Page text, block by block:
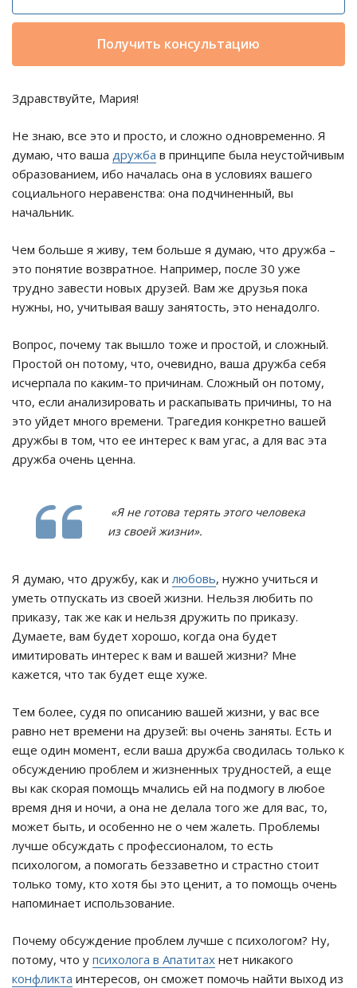
Получить консультацию
Здравствуйте, Мария!
Не знаю, все это и просто, и сложно одновременно. Я
думаю, что ваша дружба в принципе была неустойчивым
образованием, ибо началась она в условиях вашего
социального неравенства: она подчиненный, вы
начальник.
Чем больше я живу, тем больше я думаю, что дружба –
это понятие возвратное. Например, после 30 уже
трудно завести новых друзей. Вам же друзья пока
нужны, но, учитывая вашу занятость, это ненадолго.
Вопрос, почему так вышло тоже и простой, и сложный.
Простой он потому, что, очевидно, ваша дружба себя
исчерпала по каким-то причинам. Сложный он потому,
что, если анализировать и раскапывать причины, то на
это уйдет много времени. Трагедия конкретно вашей
дружбы в том, что ее интерес к вам угас, а для вас эта
дружба очень ценна.
«Я не готова терять этого человека
из своей жизни».
Я думаю, что дружбу, как илюбовь, нужно учиться и
уметь отпускать из своей жизни. Нельзя любить по
приказу, так же как и нельзя дружить по приказу.
Думаете, вам будет хорошо, когда она будет
имитировать интерес к вам и вашей жизни? Мне
кажется, что так будет еще хуже.
Тем более, судя по описанию вашей жизни, у вас все
равно нет времени на друзей: вы очень заняты. Есть и
еще один момент, если ваша дружба сводилась только к
обсуждению проблем и жизненных трудностей, а еще
вы как скорая помощь мчались ей на подмогу в любое
время дня и ночи, а она не делала того же для вас, то,
может быть, и особенно не о чем жалеть. Проблемы
лучше обсуждать с профессионалом, то есть
психологом, а помогать беззаветно и страстно стоит
только тому, кто хотя бы это ценит, а то помощь очень
напоминает использование.
Почему обсуждение проблем лучше с психологом? Ну,
потому, что у психолога в Апатитах нет никакого
конфликта интересов, он сможет помочь найти выход из